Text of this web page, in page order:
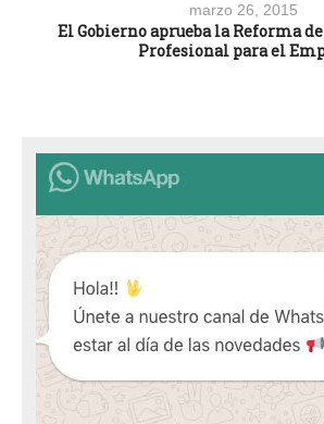
marzo 26, 2015
El Gobierno aprueba la Reforma
Profesional para el